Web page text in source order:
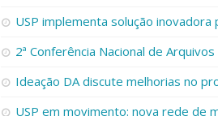
USP implementa solução
2ª Conferência Nacional de Arquivos
Ideação DA discute melhorias no
USP em movimento: nova rede de